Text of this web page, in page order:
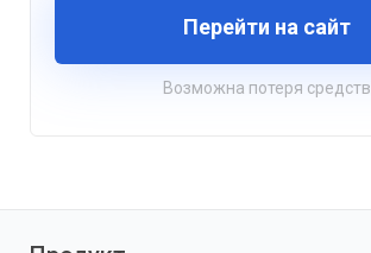
Перейти на сайт
Возможна потеря средств